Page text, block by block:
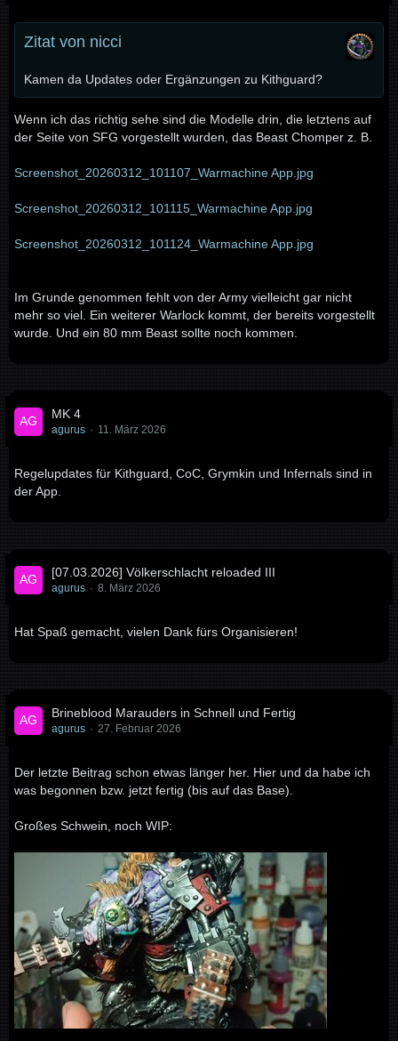
Zitat von nicci
Kamen da Updates oder Ergänzungen zu Kithguard?
Wenn ich das richtig sehe sind die Modelle drin, die letztens auf
der Seite von SFG vorgestellt wurden, das Beast Chomper z. B.
Screenshot_20260312_101107_Warmachine App.jpg
Screenshot_20260312_101115_Warmachine App.jpg
Screenshot_20260312_101124_Warmachine App.jpg
Im Grunde genommen fehlt von der Army vielleicht gar nicht
mehr so viel. Ein weiterer Warlock kommt, der bereits vorgestellt
wurde. Und ein 80 mm Beast sollte noch kommen.
MK 4
agurus 11. März 2026
Regelupdates für Kithguard, CoC, Grymkin und Infernals sind in
der App.
[07.03.2026] Völkerschlacht reloaded III
agurus 8. März 2026
Hat Spaß gemacht, vielen Dank fürs Organisieren!
Brineblood Marauders in Schnell und Fertig
agurus 27. Februar 2026
Der letzte Beitrag schon etwas länger her. Hier und da habe ich
was begonnen bzw. jetzt fertig (bis auf das Base).
Großes Schwein, noch WIP: